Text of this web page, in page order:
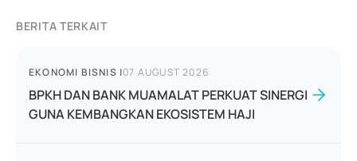
BERITA TERKAIT
EKONOMI BISNIS |07 AUGUST 2026
BPKH DAN BANK MUAMALAT PERKUAT SINERGI
GUNA KEMBANGKAN EKOSISTEM HAJI